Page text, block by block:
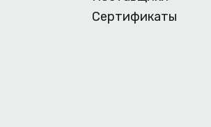
Сертификаты